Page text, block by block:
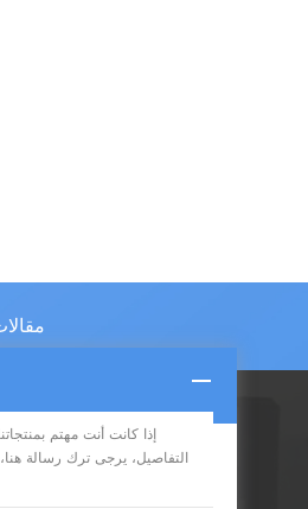
إذا كانت أنت مهتم
التفاصيل، يرجى ترك رسالة